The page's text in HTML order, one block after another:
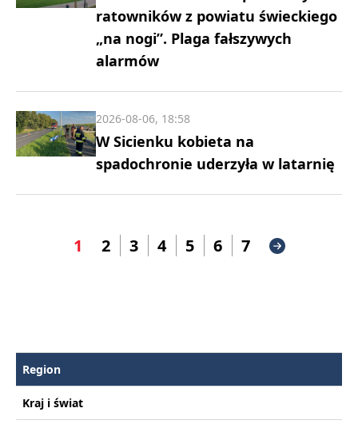
ratowników z powiatu świeckiego
„na nogi”. Plaga fałszywych
alarmów
W Sicienku kobieta na
spadochronie uderzyła w latarnię
2026-08-06, 18:58
1 2 3 4 5 6 7
Region
Kraj i świat